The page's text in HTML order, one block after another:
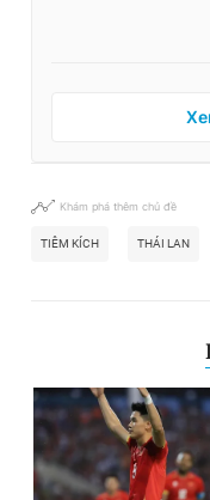
Khám phá thêm chủ đề
TIÊM KÍCH THÁI LAN